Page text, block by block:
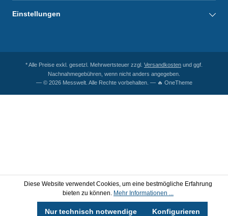
Einstellungen
* Alle Preise exkl. gesetzl. Mehrwertsteuer zzgl. Versandkosten und ggf.
Nachnahmegebühren, wenn nicht anders angegeben.
— © 2026 Messwelt. Alle Rechte vorbehalten. — 🔥 OneTheme
Diese Website verwendet Cookies, um eine bestmögliche Erfahrung
bieten zu können. Mehr Informationen ...
Nur technisch notwendige Konfigurieren